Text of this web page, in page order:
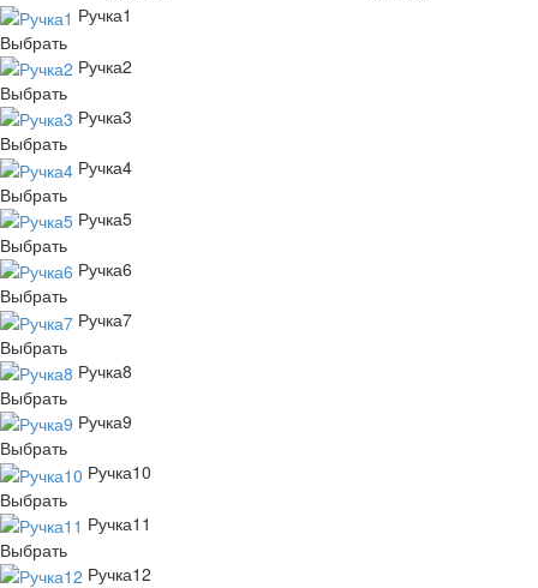
Ручка1
Выбрать
Ручка2
Выбрать
Ручка3
Выбрать
Ручка4
Выбрать
Ручка5
Выбрать
Ручка6
Выбрать
Ручка7
Выбрать
Ручка8
Выбрать
Ручка9
Выбрать
Ручка10
Выбрать
Ручка11
Выбрать
Ручка12